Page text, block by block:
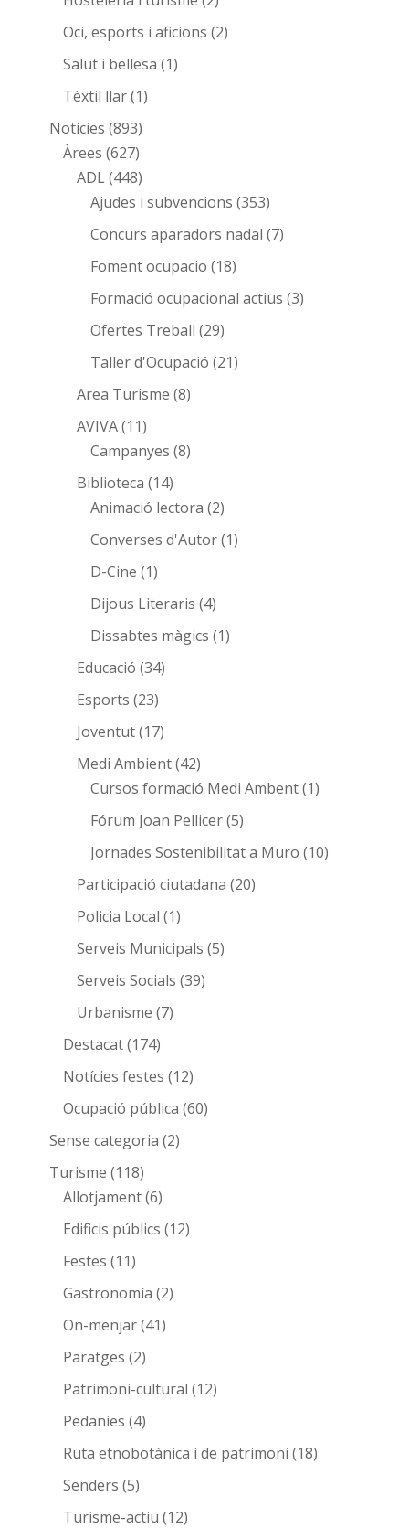
Oci, esports i aficions (2)
Salut i bellesa (1)
Tèxtil llar(1)
Notícies (893)
Àrees (627)
ADL(448)
Ajudes i subvencions (353)
Concurs aparadors nadal (7)
Foment ocupacio (18)
Formació ocupacional actius (3)
Ofertes Treball (29)
Taller d'Ocupació (21)
Area Turisme (8)
AVIVA(11)
Campanyes (8)
Biblioteca (14)
Animació lectora (2)
Converses d'Autor(1)
D-Cine (1)
Dijous Literaris (4)
Dissabtes màgics (1)
Educació (34)
Esports (23)
Joventut(17)
Medi Ambient(42)
Cursos formació Medi Ambent(1)
Fórum Joan Pellicer(5)
Jornades Sostenibilitat a Muro (10)
Participació ciutadana (20)
Policia Local (1)
Serveis Municipals (5)
Serveis Socials (39)
Urbanisme (7)
Destacat(174)
Notícies festes (12)
Ocupació pública (60)
Sense categoria (2)
Turisme (118)
Allotjament(6)
Edificis públics (12)
Festes (11)
Gastronomía (2)
On-menjar(41)
Paratges (2)
Patrimoni-cultural (12)
Pedanies (4)
Ruta etnobotànica i de patrimoni (18)
Senders (5)
Turisme-actiu (12)